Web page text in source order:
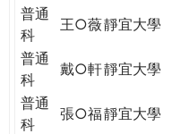
普通
科
王○薇靜宜大學
普通
科
戴○軒靜宜大學
普通
科
張○福靜宜大學